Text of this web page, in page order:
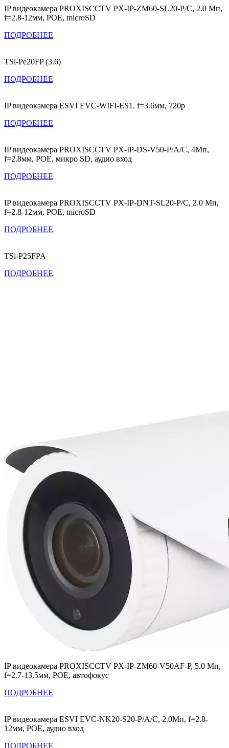
IP видеокамера PROXISCCTV PX-IP-ZM60-SL20-P/C, 2.0 Мп,
f=2.8-12мм, POE, microSD
ПОДРОБНЕЕ
TSi-Pe20FP (3.6)
ПОДРОБНЕЕ
IP видеокамера ESVI EVC-WIFI-ES1, f=3.6мм, 720p
ПОДРОБНЕЕ
IP видеокамера PROXISCCTV PX-IP-DS-V50-P/A/C, 4Мп,
f=2.8мм, POE, микро SD, аудио вход
ПОДРОБНЕЕ
IP видеокамера PROXISCCTV PX-IP-DNT-SL20-P/C, 2.0 Мп,
f=2.8-12мм, POE, microSD
ПОДРОБНЕЕ
TSi-P25FPA
ПОДРОБНЕЕ
IP видеокамера PROXISCCTV PX-IP-ZM60-V50AF-P, 5.0 Мп,
f=2.7-13.5мм, POE, автофокус
ПОДРОБНЕЕ
IP видеокамера ESVI EVC-NK20-S20-P/A/C, 2.0Мп, f=2.8-
12мм, POE, аудио вход
ПОДРОБНЕЕ